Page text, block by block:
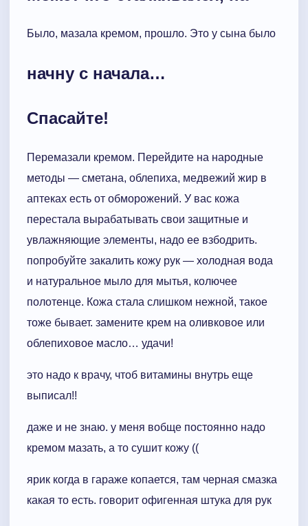
Было, мазала кремом, прошло. Это у сына было
начну с начала…
Спасайте!
Перемазали кремом. Перейдите на народные
методы — сметана, облепиха, медвежий жир в
аптеках есть от обморожений. У вас кожа
перестала вырабатывать свои защитные и
увлажняющие элементы, надо ее взбодрить.
попробуйте закалить кожу рук — холодная вода
и натуральное мыло для мытья, колючее
полотенце. Кожа стала слишком нежной, такое
тоже бывает. замените крем на оливковое или
облепиховое масло… удачи!
это надо к врачу, чтоб витамины внутрь еще
выписал!!
даже и не знаю. у меня вобще постоянно надо
кремом мазать, а то сушит кожу ((
ярик когда в гараже копается, там черная смазка
какая то есть. говорит офигенная штука для рук